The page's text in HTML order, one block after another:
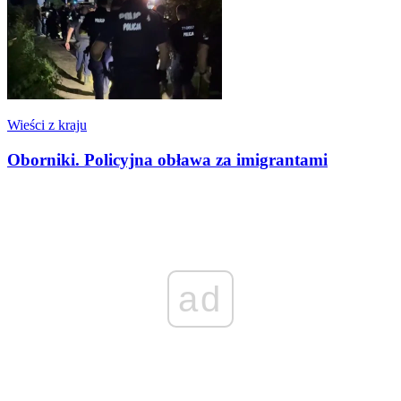
Wieści z kraju
Oborniki. Policyjna obława za imigrantami
ad